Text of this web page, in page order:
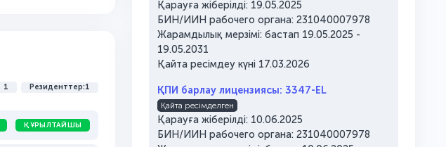
1 Резиденттер:1
ҚҰРЫЛТАЙШЫ
Қарауға жіберілді: 19.05.2025
БИН/ИИН рабочего органа: 231040007978
Жарамдылық мерзімі: бастап 19.05.2025 -
19.05.2031
Қайта ресімдеу күні 17.03.2026
ҚПИ барлау лицензиясы: 3347-EL
Қайта ресімделген
Қарауға жіберілді: 10.06.2025
БИН/ИИН рабочего органа: 231040007978